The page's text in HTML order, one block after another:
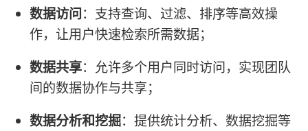
数据访问：支持查询、过滤、排序等高效操
作，让用户快速检索所需数据；
数据共享：允许多个用户同时访问，实现团队
间的数据协作与共享；
数据分析和挖掘：提供统计分析、数据挖掘等